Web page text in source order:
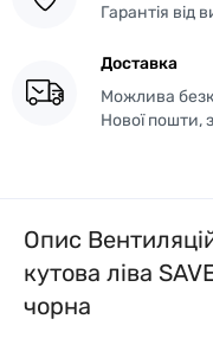
Гарантія від
Доставка
Можлива
Нової пошти,
Опис
кутова ліва
чорна